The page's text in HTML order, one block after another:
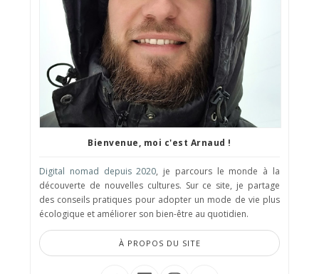
Bienvenue, moi c'est Arnaud !
Digital nomad depuis 2020, je parcours le monde à la
découverte de nouvelles cultures. Sur ce site, je partage
des conseils pratiques pour adopter un mode de vie plus
écologique et améliorer son bien-être au quotidien.
À PROPOS DU SITE